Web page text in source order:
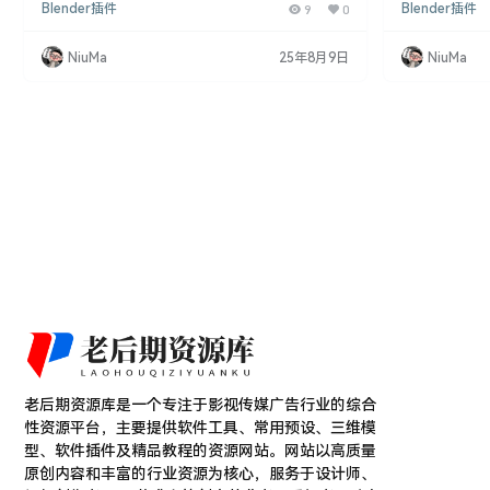
的概念，能够使你的N Panel即使有数百个插件也能
栏变得越来越拥挤，难以快速访问相应的插件。N Pa
nel Sub Tabs通过分类和在每个类别顶部添加子标签
Blender插件 9 0
NiuMa 25年8月9日
户整理插件和
计，都能让工
面定制：用户
Blender插件
NiuMa
老后期资源库是一个专注于影视传媒广告行业的综合
性资源平台，主要提供软件工具、常用预设、三维模
型、软件插件及精品教程的资源网站。网站以高质量
原创内容和丰富的行业资源为核心，服务于设计师、